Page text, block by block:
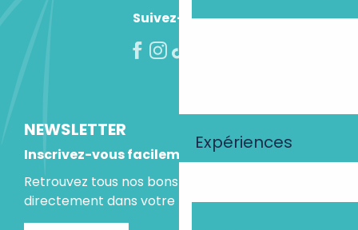
Expériences
Suivez-nous !
NEWSLETTER
Inscrivez-vous facilement
Retrouvez tous nos bons plans et idées séjours
directement dans votre boite mail.